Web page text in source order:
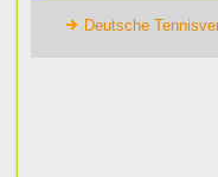
Deutsche